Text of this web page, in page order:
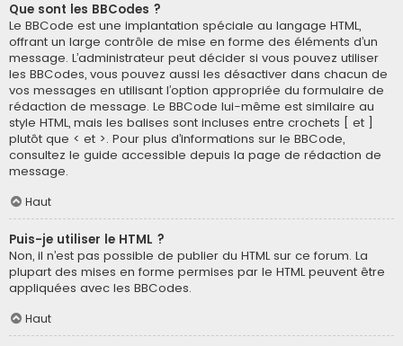
Que sont les BBCodes ?
Le BBCode est une implantation spéciale au langage HTML,
offrant un large contrôle de mise en forme des éléments d’un
message. L’administrateur peut décider si vous pouvez utiliser
les BBCodes, vous pouvez aussi les désactiver dans chacun de
vos messages en utilisant l’option appropriée du formulaire de
rédaction de message. Le BBCode lui-même est similaire au
style HTML, mais les balises sont incluses entre crochets [ et ]
plutôt que < et >. Pour plus d’informations sur le BBCode,
consultez le guide accessible depuis la page de rédaction de
message.
Haut
Puis-je utiliser le HTML ?
Non, il n’est pas possible de publier du HTML sur ce forum. La
plupart des mises en forme permises par le HTML peuvent être
appliquées avec les BBCodes.
Haut